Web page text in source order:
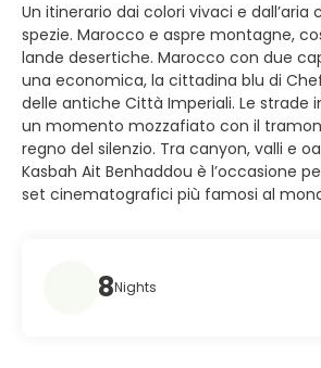
Un itinerario dai colori vivaci e dall’aria
spezie. Marocco e aspre montagne,
lande desertiche. Marocco con due
una economica, la cittadina blu di
delle antiche Città Imperiali. Le strade
un momento mozzafiato con il
regno del silenzio. Tra canyon, valli e
Kasbah Ait Benhaddou è l’occasione
set cinematografici più famosi al
8Nights